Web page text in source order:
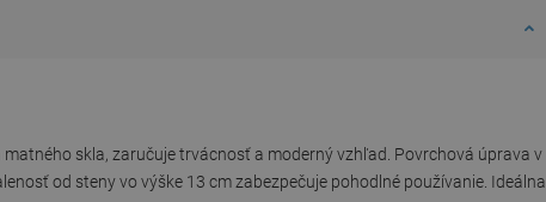
skla, zaručuje trvácnosť a moderný vzhľad. Povrchová úprava v
od steny vo výške 13 cm zabezpečuje pohodlné používanie. Ideálna